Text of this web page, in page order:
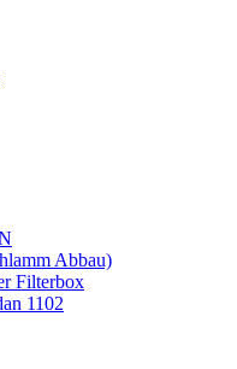
Abbau)
Filterbox
1102